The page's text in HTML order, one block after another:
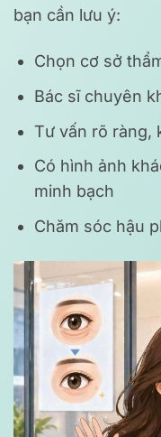
bạn cần lưu ý:
Chọn cơ sở
Bác sĩ chuyên
Tư vấn rõ ràng,
Có hình ảnh
minh bạch
Chăm sóc hậu